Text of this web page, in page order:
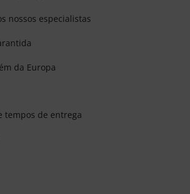
nossos especialistas
da Europa
tempos de entrega